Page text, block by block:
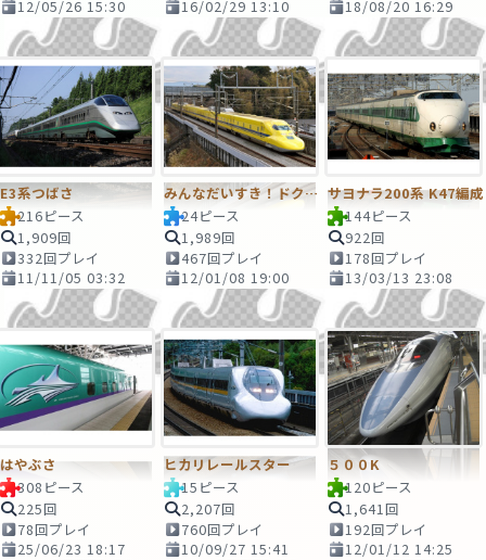
12/05/26 15:30 16/02/29 13:10 18/08/20 16:29
E3系つばさ
216ピース
1,909回
332回プレイ
11/11/05 03:32
みんなだいすき！ドクターイエロー！！
24ピース
1,989回
467回プレイ
12/01/08 19:00
サヨナラ200系 K47編成
144ピース
922回
178回プレイ
13/03/13 23:08
はやぶさ
308ピース
225回
78回プレイ
25/06/23 18:17
ヒカリレールスター
15ピース
2,207回
760回プレイ
10/09/27 15:41
５００K
120ピース
1,641回
192回プレイ
12/01/12 14:25